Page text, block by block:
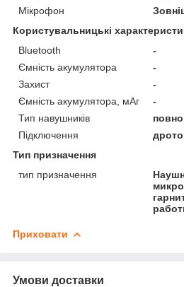
Мікрофон
Користувальницькі
Bluetooth
-
Ємність акумулятора
-
Захист
-
Ємність акумулятора, мАг
-
Тип навушників
Підключення
Тип призначення
тип призначення
Приховати
Умови доставки